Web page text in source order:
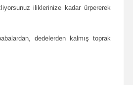
iliklerinize kadar ürpererek
dedelerden kalmış toprak